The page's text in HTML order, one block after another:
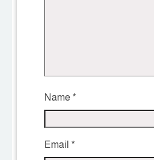
Name*
Email *